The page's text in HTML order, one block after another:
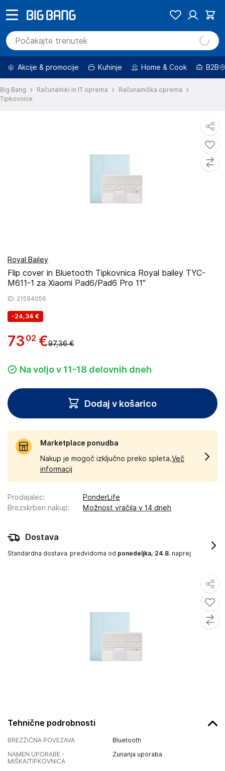
Akcije & promocije Kuhinje Home & Cook B2B
Big Bang Računalniki in IT oprema
Računalniška oprema
Tipkovnice
Tehnične podrobnosti
BREZŽIČNA POVEZAVA
Bluetooth
NAMEN UPORABE -
MIŠKA/TIPKOVNICA
Zunanja uporaba
Royal Bailey
Flip cover in Bluetooth Tipkovnica Royal bailey TYC-
M611-1 za Xiaomi Pad6/Pad6 Pro 11"
ID: 21594056
-24,34 €
73 02 €97,36 €
Na voljo v 11-18 delovnih dneh
Dodaj v košarico
Marketplace ponudba
Nakup je mogoč izključno preko spleta.Več
informacij
Prodajalec:
PonderLife
Brezskrben nakup: Možnost vračila v 14 dneh
Dostava
Standardna dostava predvidoma od ponedeljka, 24.8. naprej